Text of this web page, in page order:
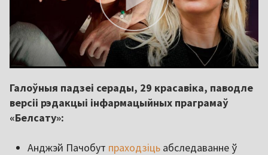
Галоўныя падзеі серады, 29 красавіка, паводле
версіі рэдакцыі інфармацыйных праграмаў
«Белсату»:
Анджэй Пачобут праходзіць абследаванне ў